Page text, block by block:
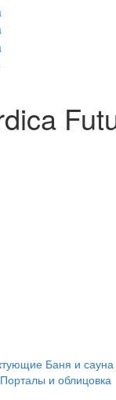
Баня и сауна
Порталы и облицовка